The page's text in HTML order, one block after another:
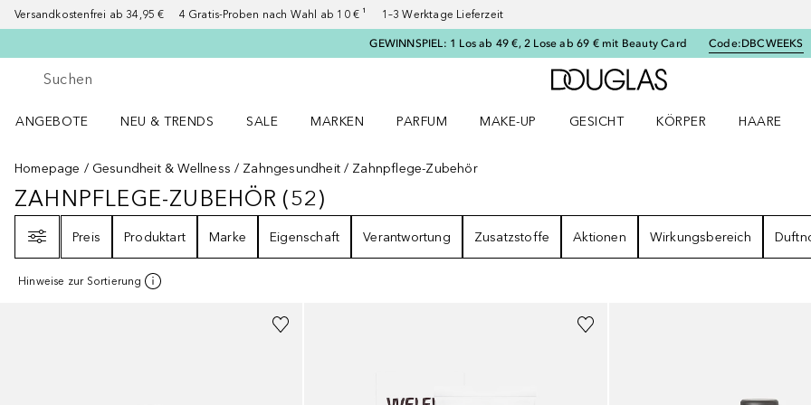
Versandkostenfrei ab 34,95 € 4 Gratis-Proben nach Wahl ab 10 € ¹ 1–3 Werktage Lieferzeit
GEWINNSPIEL: 1 Los ab 49 €, 2 Lose ab 69 € mit Beauty Card Code:DBCWEEKS
Gehe zurück
Suche ausführen
Zur Douglas Startseite
ANGEBOTE
NEU & TRENDS
SALE
MARKEN
PARFUM
MAKE-UP
GESICHT
KÖRPER
HAARE
Haare
Homepage
Gesundheit & Wellness Zahngesundheit Zahnpflege-Zubehör
ZAHNPFLEGE-ZUBEHÖR52
ZAHNPFLEGE-ZUBEHÖR (52)
Preis
Produktart Marke Eigenschaft Verantwortung Zusatzstoffe Aktionen Wirkungsbereich
Hinweise zur Sortierung